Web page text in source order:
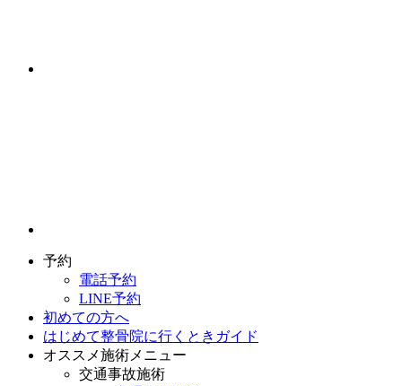
予約
電話予約
LINE予約
初めての方へ
はじめて整骨院に行くときガイド
オススメ施術メニュー
交通事故施術